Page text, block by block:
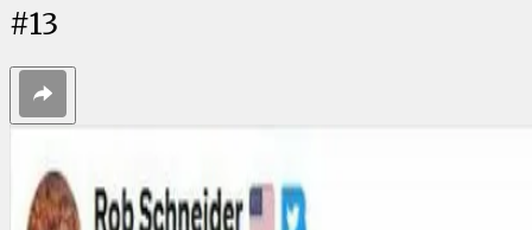
#13